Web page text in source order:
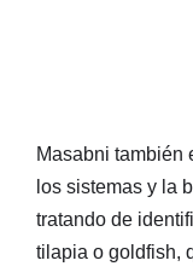
Masabni también
los sistemas y la
tratando de
tilapia o goldfish,